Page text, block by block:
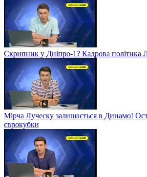
Скрипник у Дніпро-1? Кадрова політика
Мірча Луческу залишається в Динамо!
єврокубки